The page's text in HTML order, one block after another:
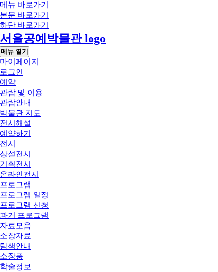
메뉴 바로가기
본문 바로가기
하단 바로가기
서울공예박물관 logo
메뉴 열기
마이페이지
로그인
예약
관람 및 이용
관람안내
박물관 지도
전시해설
예약하기
전시
상설전시
기획전시
온라인전시
프로그램
프로그램 일정
프로그램 신청
과거 프로그램
자료모음
소장자료
탐색안내
소장품
학술정보